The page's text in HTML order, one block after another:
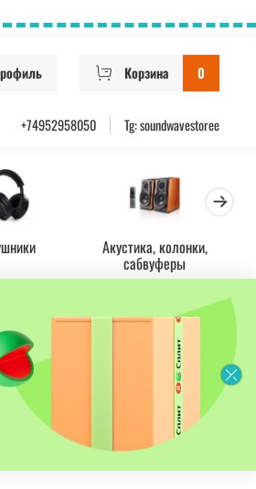
Корзина 0
+74952958050 Tg: soundwavestoree
Акустика, колонки,
сабвуферы